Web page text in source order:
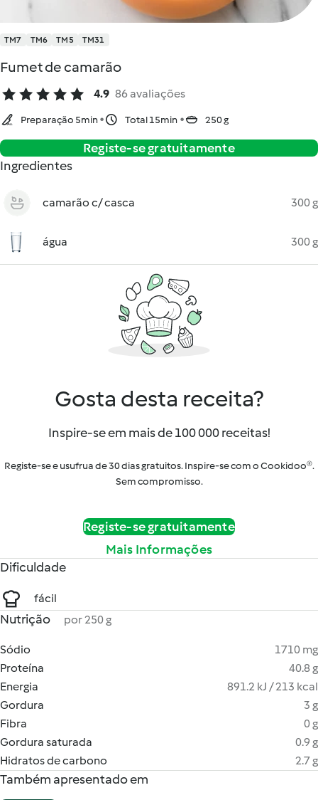
TM7 TM6 TM5 TM31
Fumet de camarão
4.9 86 avaliações
Preparação 5min Total 15min 250 g
Registe-se gratuitamente
Ingredientes
camarão c/ casca 300 g
água 300 g
Gosta desta receita?
Inspire-se em mais de 100 000 receitas!
Registe-se e usufrua de 30 dias gratuitos. Inspire-se com o Cookidoo®.
Sem compromisso.
Registe-se gratuitamente
Mais Informações
Dificuldade
fácil
Nutrição por 250 g
Sódio
1710 mg
Proteína
40.8 g
Energia
891.2 kJ / 213 kcal
Gordura
3 g
Fibra
0 g
Gordura saturada
0.9 g
Hidratos de carbono
2.7 g
Também apresentado em